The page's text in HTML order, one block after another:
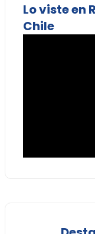
Lo viste en
Chile